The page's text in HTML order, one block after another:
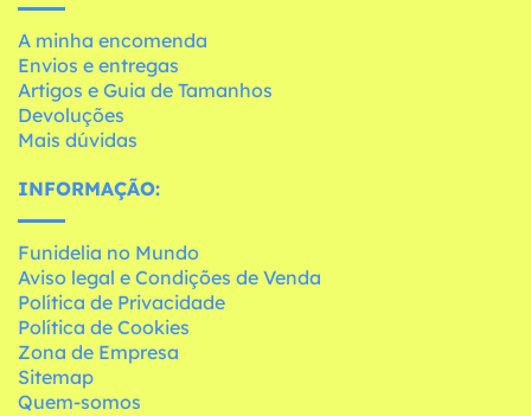
A minha encomenda
Envios e entregas
Artigos e Guia de Tamanhos
Devoluções
Mais dúvidas
INFORMAÇÃO:
Funidelia no Mundo
Aviso legal e Condições de Venda
Política de Privacidade
Política de Cookies
Zona de Empresa
Sitemap
Quem-somos